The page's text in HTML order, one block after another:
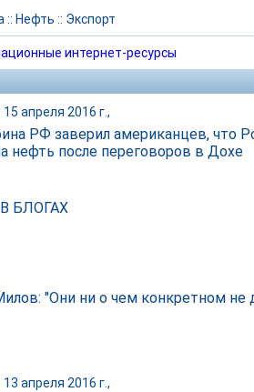
:: Нефть :: Экспорт
интернет-ресурсы
15 апреля 2016 г.,
РФ заверил американцев, что
нефть после переговоров в Дохе
В БЛОГАХ
"Они ни о чем конкретном не
13 апреля 2016 г.,